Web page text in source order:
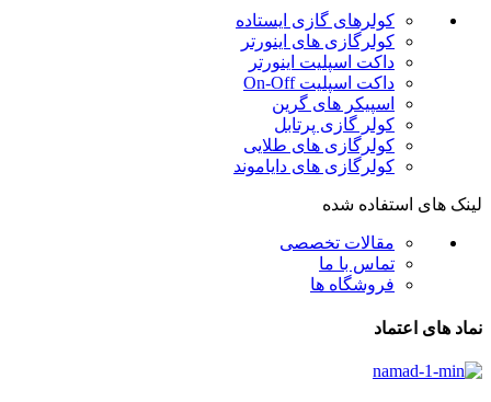
کولرهای گازی ایستاده
کولرگازی های اینورتر
داکت اسپلیت اینورتر
داکت اسپلیت On-Off
اسپیکر های گرین
کولر گازی پرتابل
کولرگازی های طلایی
کولرگازی های دایاموند
لینک های استفاده شده
مقالات تخصصی
تماس با ما
فروشگاه ها
نماد های اعتماد